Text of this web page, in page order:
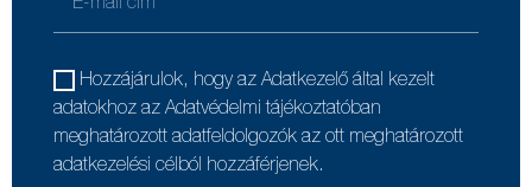
Hozzájárulok, hogy az Adatkezelő által kezelt
adatokhoz az Adatvédelmi tájékoztatóban
meghatározott adatfeldolgozók az ott meghatározott
adatkezelési célból hozzáférjenek.